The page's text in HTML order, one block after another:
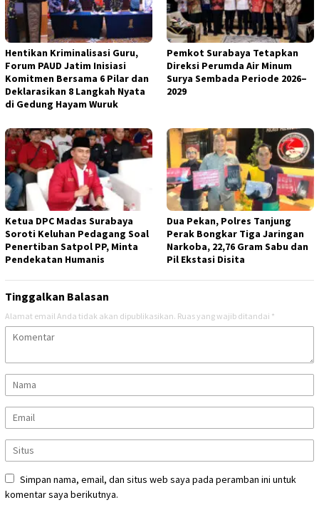
Hentikan Kriminalisasi Guru,
Forum PAUD Jatim Inisiasi
Komitmen Bersama 6 Pilar dan
Deklarasikan 8 Langkah Nyata
di Gedung Hayam Wuruk
Pemkot Surabaya Tetapkan
Direksi Perumda Air Minum
Surya Sembada Periode 2026–
2029
Ketua DPC Madas Surabaya
Soroti Keluhan Pedagang Soal
Penertiban Satpol PP, Minta
Pendekatan Humanis
Dua Pekan, Polres Tanjung
Perak Bongkar Tiga Jaringan
Narkoba, 22,76 Gram Sabu dan
Pil Ekstasi Disita
Tinggalkan Balasan
Alamat email Anda tidak akan dipublikasikan. Ruas yang wajib ditandai *
Simpan nama, email, dan situs web saya pada peramban ini untuk
komentar saya berikutnya.